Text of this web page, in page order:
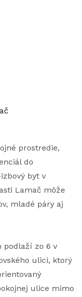
prostredie,
do
byt v
Lamač môže
mladé páry aj
podlaží zo 6 v
ulici, ktorý
ulice mimo